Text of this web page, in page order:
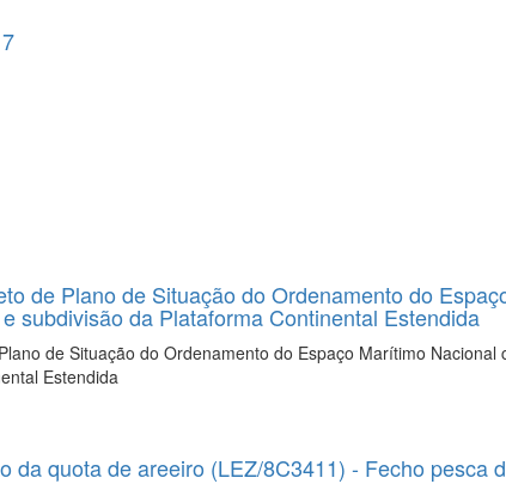
de Plano de Situação do Ordenamento do
subdivisão da Plataforma Continental Estendida
de Situação do Ordenamento do Espaço Marítimo
Estendida
da quota de areeiro (LEZ/8C3411) - Fecho pesca